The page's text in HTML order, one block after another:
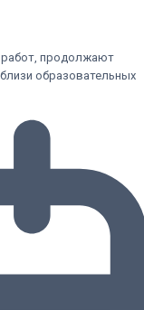
продолжают
образовательных